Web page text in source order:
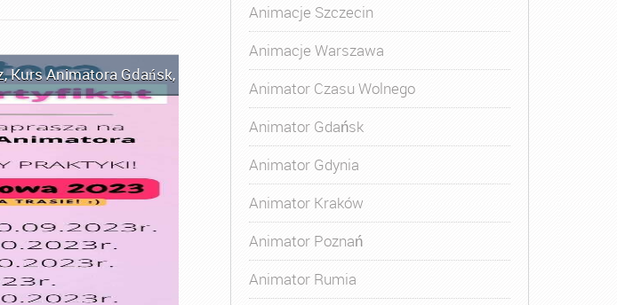
,Kurs Animatora Gdańsk, Kurs Animatora Gdynia,Kurs Animatora Katowice
Animacje Szczecin
Animacje Warszawa
Animator Czasu Wolnego
Animator Gdańsk
Animator Gdynia
Animator Kraków
Animator Poznań
Animator Rumia